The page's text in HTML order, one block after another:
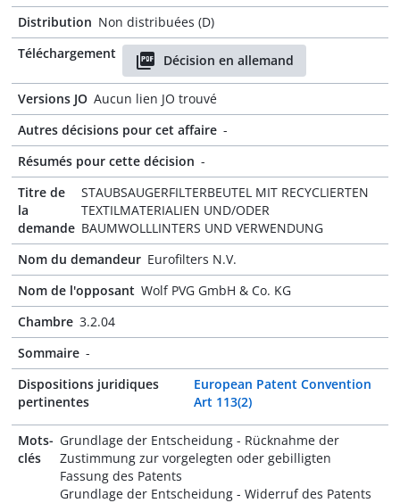
Distribution Non distribuées (D)
Téléchargement
Décision en allemand
Versions JO Aucun lien JO trouvé
Autres décisions pour cet affaire -
Résumés pour cette décision -
Titre de
la
demande
STAUBSAUGERFILTERBEUTEL MIT RECYCLIERTEN
TEXTILMATERIALIEN UND/ODER
BAUMWOLLLINTERS UND VERWENDUNG
Nom du demandeur Eurofilters N.V.
Nom de l'opposant Wolf PVG GmbH & Co. KG
Chambre 3.2.04
Sommaire -
Dispositions juridiques
pertinentes
European Patent Convention
Art 113(2)
Mots-
clés
Grundlage der Entscheidung - Rücknahme der
Zustimmung zur vorgelegten oder gebilligten
Fassung des Patents
Grundlage der Entscheidung - Widerruf des Patents